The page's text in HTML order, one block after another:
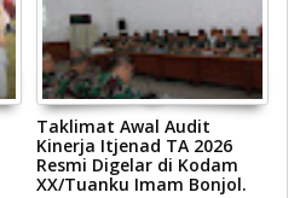
Taklimat Awal Audit
Kinerja Itjenad TA 2026
Resmi Digelar di Kodam
XX/Tuanku Imam Bonjol.